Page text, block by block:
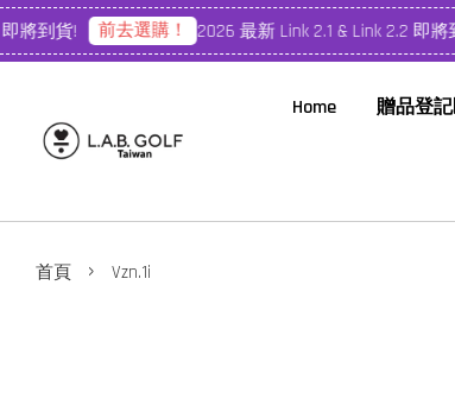
將到貨! 前去選購！ 2026 最新 Link 2.1 & Link 2.2 即將
Home 贈品登
首頁 › Vzn.1i